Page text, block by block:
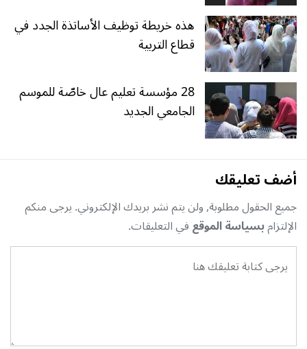
هذه خريطة توظيف الأساتذة الجدد في
قطاع التربية
28 مؤسسة تعليم عال خاصّة للموسم
الجامعي الجديد
أضف تعليقك
جميع الحقول مطلوبة, ولن يتم نشر بريدك الإلكتروني. يرجى منكم
الإلتزامبسياسة الموقعفي التعليقات.